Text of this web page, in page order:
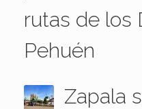
rutas de los
Pehuén
Zapala